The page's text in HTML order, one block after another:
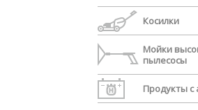
Косилки
Мойки
пылесосы
Продукты с